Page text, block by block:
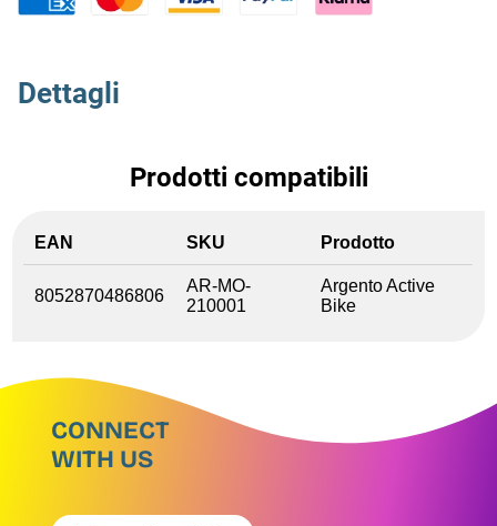
Dettagli
Prodotti compatibili
EAN SKU Prodotto
8052870486806
AR-MO-
210001
Argento Active
Bike
CONNECT
WITH US